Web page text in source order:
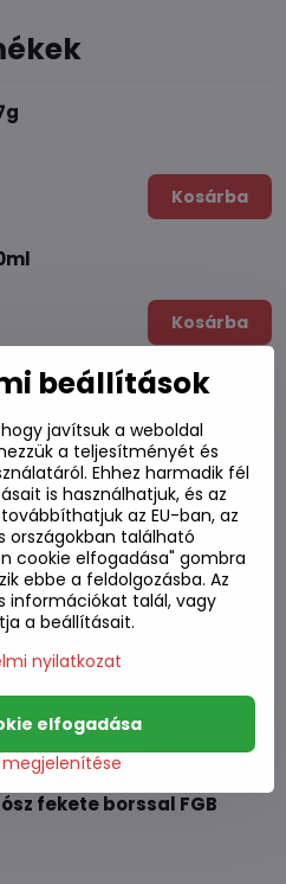
Kosárba
Kosárba
200ml
Kosárba
sárga FGB 455ml
Kosárba
FGB 200ml
fekete borssal FGB
beállítások
javítsuk a weboldal
a teljesítményét és
Ehhez harmadik fél
is használhatjuk, és az
az EU-ban, az
országokban található
cookie elfogadása" gombra
ebbe a feldolgozásba. Az
információkat talál, vagy
a beállításait.
nyilatkozat
megjelenítése
elfogadása